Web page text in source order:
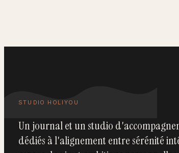
STUDIO HOLIYOU
Un journal et un studio
dédiés à l'alignement entre sérénité